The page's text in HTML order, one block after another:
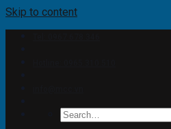
Skip to content